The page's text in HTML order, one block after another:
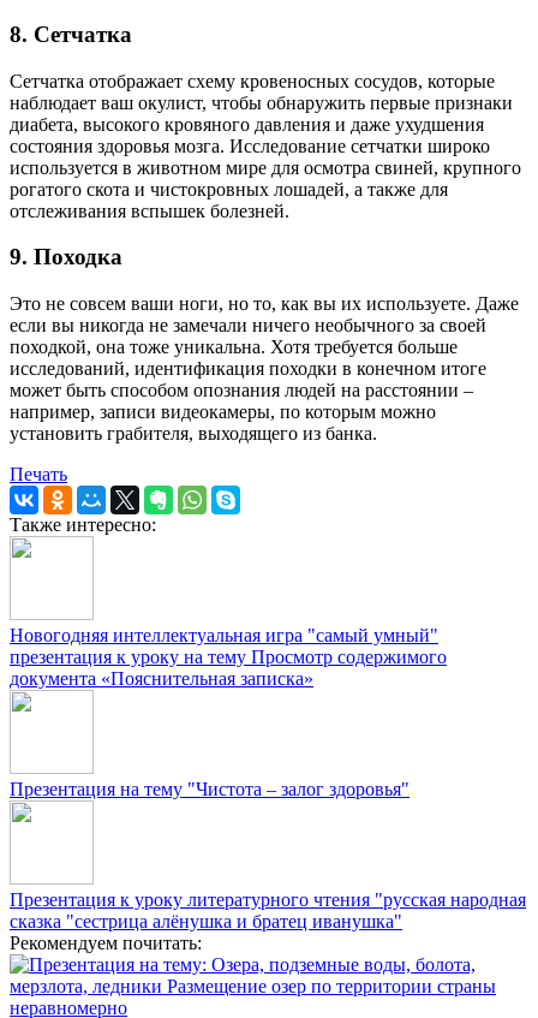
8. Сетчатка
Сетчатка отображает схему кровеносных сосудов, которые
наблюдает ваш окулист, чтобы обнаружить первые признаки
диабета, высокого кровяного давления и даже ухудшения
состояния здоровья мозга. Исследование сетчатки широко
используется в животном мире для осмотра свиней, крупного
рогатого скота и чистокровных лошадей, а также для
отслеживания вспышек болезней.
9. Походка
Это не совсем ваши ноги, но то, как вы их используете. Даже
если вы никогда не замечали ничего необычного за своей
походкой, она тоже уникальна. Хотя требуется больше
исследований, идентификация походки в конечном итоге
может быть способом опознания людей на расстоянии –
например, записи видеокамеры, по которым можно
установить грабителя, выходящего из банка.
Печать
Также интересно:
Новогодняя интеллектуальная игра "самый умный"
презентация к уроку на тему Просмотр содержимого
документа «Пояснительная записка»
Презентация на тему "Чистота – залог здоровья"
Презентация к уроку литературного чтения "русская народная
сказка "сестрица алёнушка и братец иванушка"
Рекомендуем почитать: